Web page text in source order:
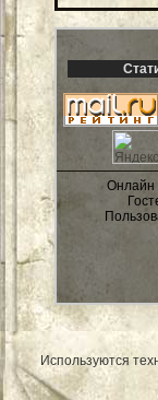
Онлайн
Используются